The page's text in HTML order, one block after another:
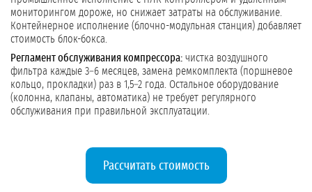
мониторингом дороже, но снижает затраты на обслуживание.
Контейнерное исполнение (блочно-модульная станция) добавляет
стоимость блок-бокса.
Регламент обслуживания компрессора: чистка воздушного
фильтра каждые 3–6 месяцев, замена ремкомплекта (поршневое
кольцо, прокладки) раз в 1,5–2 года. Остальное оборудование
(колонна, клапаны, автоматика) не требует регулярного
обслуживания при правильной эксплуатации.
Рассчитать стоимость